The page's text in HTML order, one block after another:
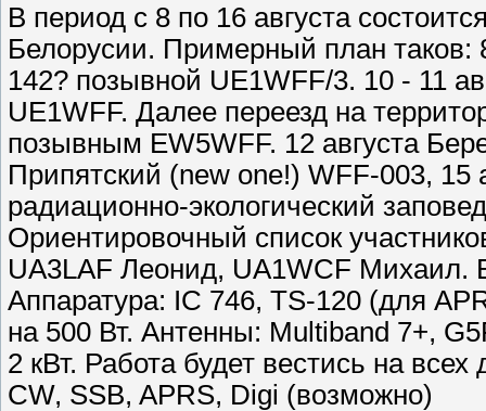
В период с 8 по 16 августа
Белорусии. Примерный план таков:
142? позывной UE1WFF/3. 10 - 11
UE1WFF. Далее переезд на
позывным EW5WFF. 12 августа
Припятский (new one!) WFF-003, 15
радиационно-экологический
Ориентировочный список
UA3LAF Леонид, UA1WCF Михаил.
Аппаратура: IC 746, TS-120 (для
на 500 Вт. Антенны: Multiband 7+,
2 кВт. Работа будет вестись на
CW, SSB, APRS, Digi (возможно)